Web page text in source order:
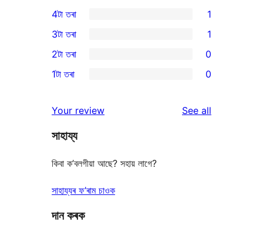
5-
star
reviews
4-
star
review
4টা তৰা 1
1
3-
star
3টা তৰা 1
2-
reviews
2টা তৰা 0
star
reviews
1টা তৰা 0
Your review See all
সাহায্য
কিবা ক’বলগীয়া আছে? সহায় লাগে?
সাহায্যৰ ফ’ৰাম চাওক
দান কৰক